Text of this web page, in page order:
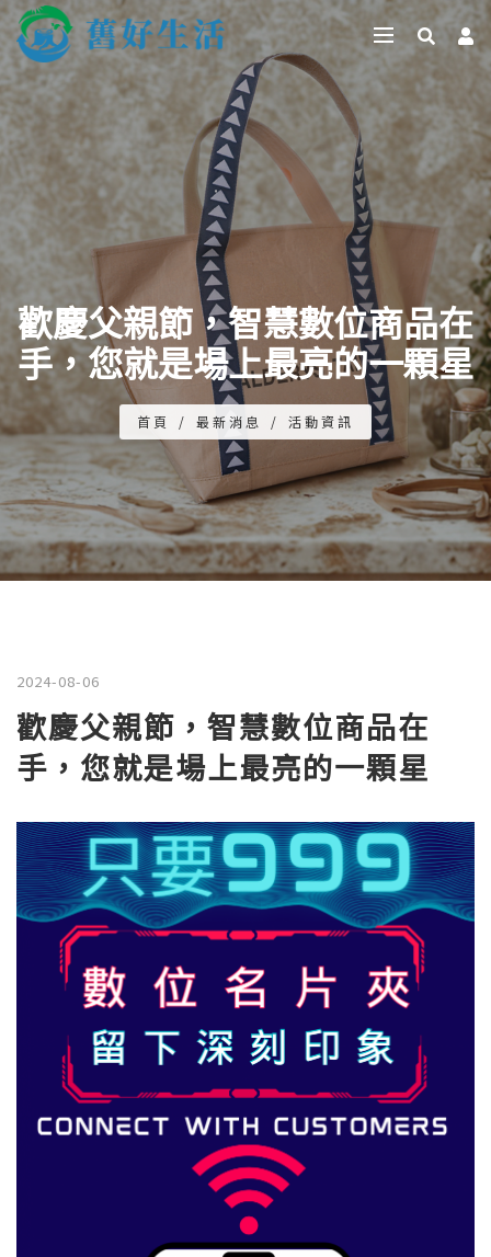
歡慶父親節，智慧數位商品在
手，您就是場上最亮的一顆星
首頁 / 最新消息 / 活動資訊
2024-08-06
歡慶父親節，智慧數位商品在
手，您就是場上最亮的一顆星